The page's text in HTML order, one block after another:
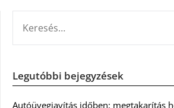
Legutóbbi bejegyzések
Autóüvegjavítás időben: megtakarítás